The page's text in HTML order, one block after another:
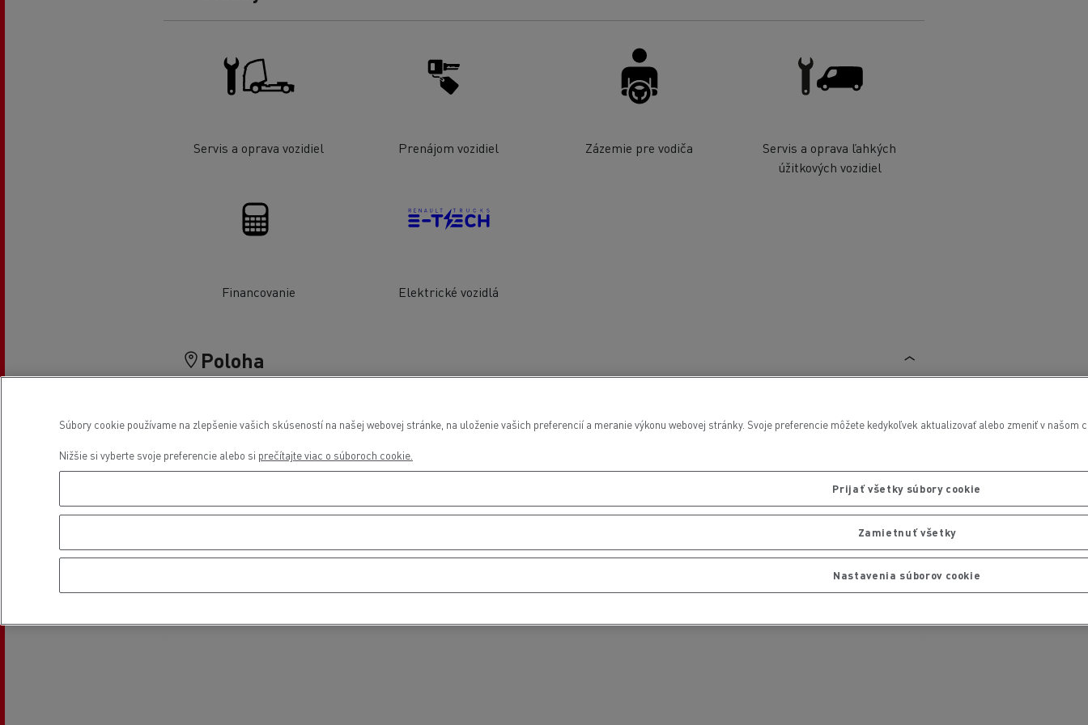
Servis a oprava vozidiel Prenájom vozidiel Zázemie pre vodiča
Servis a oprava ľahkých
úžitkových vozidiel
Financovanie Elektrické vozidlá
Poloha
Súbory cookie používame na zlepšenie vašich skúseností na našej webovej stránke, na uloženie vašich preferencií a meranie výkonu webovej stránky. Svoje preferencie môžete kedykoľvek aktualizovať alebo zmeniť v
Nižšie si vyberte svoje preferencie alebo si prečítajte viac o súboroch cookie.
Prijať všetky súbory cookie
Zamietnuť všetky
Nastavenia súborov cookie